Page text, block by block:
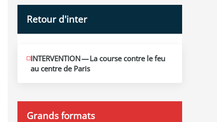
Retour d'inter
JUIN
12
2026
INTERVENTION — La course contre le feu
au centre de Paris
Grands formats